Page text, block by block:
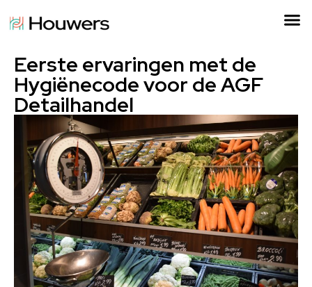
Eerste ervaringen met de
Hygiënecode voor de AGF
Detailhandel